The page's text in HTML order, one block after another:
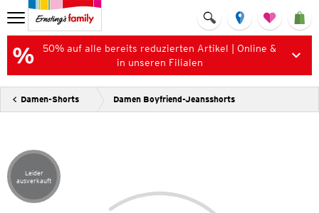
50% auf alle bereits reduzierten Artikel | Online &
in unseren Filialen
Damen-Shorts Damen Boyfriend-Jeansshorts
Artikel leider ausverkauft
Leider
ausverkauft